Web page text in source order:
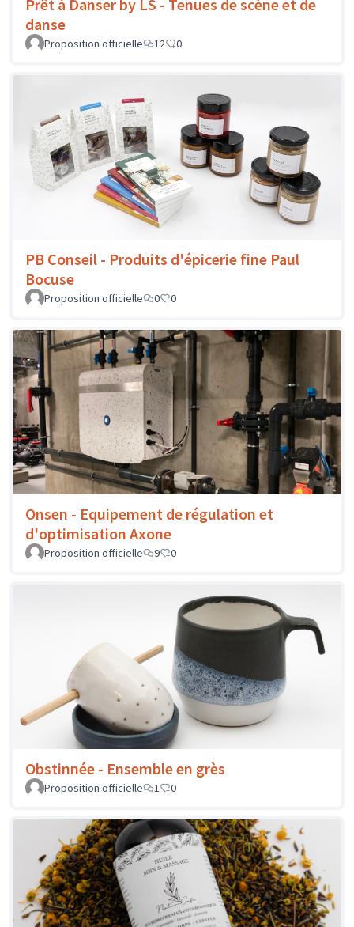
Prêt à Danser by LS - Tenues de scène et de
danse
Proposition officielle 12 0
PB Conseil - Produits d'épicerie fine Paul
Bocuse
Proposition officielle 0 0
Onsen - Equipement de régulation et
d'optimisation Axone
Proposition officielle 9 0
Obstinnée - Ensemble en grès
Proposition officielle 1 0